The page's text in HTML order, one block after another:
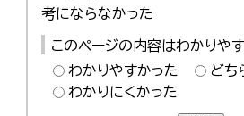
考にならなかった
このページの内容はわかりや
わかりやすかった
どち
わかりにくかった